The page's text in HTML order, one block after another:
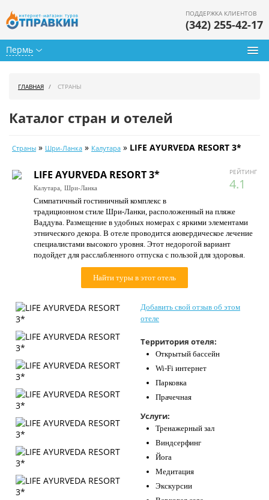
Пермь
ПОДДЕРЖКА КЛИЕНТОВ
(342) 255-42-17
Календарь туров
Цены дня
Страны
Как купить
О нас
ГЛАВНАЯ СТРАНЫ
Каталог стран и отелей
Страны » Шри-Ланка » Калутара » LIFE AYURVEDA RESORT 3*
РЕЙТИНГ
4.1
LIFE AYURVEDA RESORT 3*
Калутара, Шри-Ланка
Симпатичный гостиничный комплекс в
традиционном стиле Шри-Ланки, расположенный на пляже
Ваддува. Размещение в удобных номерах с яркими элементами
этнического декора. В отеле проводится аювердическое лечение
специалистами высокого уровня. Этот недорогой вариант
подойдет для расслабленного отпуска с пользой для здоровья.
Найти туры в этот отель
Добавить свой отзыв об этом
отеле
Территория отеля:
Открытый бассейн
Wi-Fi интернет
Парковка
Прачечная
Услуги:
Тренажерный зал
Виндсерфинг
Йога
Медитация
Экскурсии